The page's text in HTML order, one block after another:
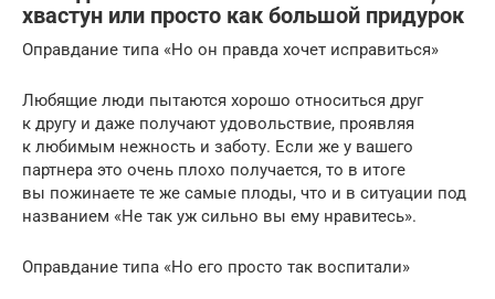
хвастун или просто как большой придурок
Оправдание типа «Но он правда хочет исправиться»
Любящие люди пытаются хорошо относиться друг
к другу и даже получают удовольствие, проявляя
к любимым нежность и заботу. Если же у вашего
партнера это очень плохо получается, то в итоге
вы пожинаете те же самые плоды, что и в ситуации под
названием «Не так уж сильно вы ему нравитесь».
Оправдание типа «Но его просто так воспитали»